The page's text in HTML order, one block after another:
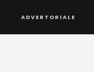
ADVERTORIALE